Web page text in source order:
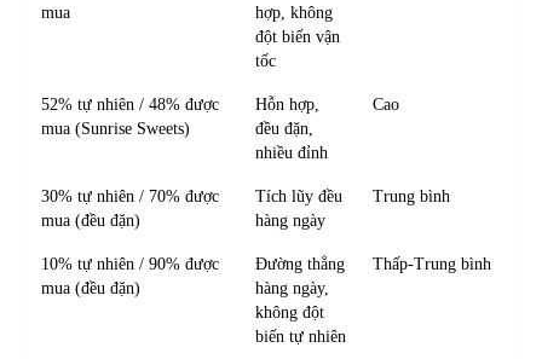
mua
hợp, không
đột biến vận
tốc
52% tự nhiên / 48% được
mua (Sunrise Sweets)
Hỗn hợp,
đều đặn,
nhiều đỉnh
Cao
30% tự nhiên / 70% được
mua (đều đặn)
Tích lũy đều
hàng ngày
Trung bình
10% tự nhiên / 90% được
mua (đều đặn)
Đường thẳng
hàng ngày,
không đột
biến tự nhiên
Thấp-Trung bình